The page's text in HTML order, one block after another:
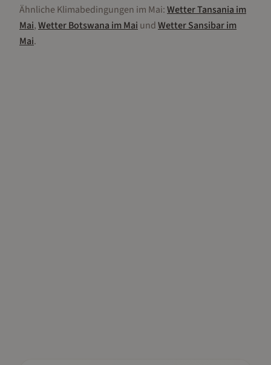
Ähnliche Klimabedingungen im Mai:WetterTansania im
Mai,WetterBotswana imMai undWetterSansibarim
Mai.